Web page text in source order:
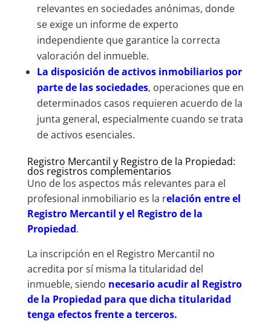
relevantes en sociedades anónimas, donde
se exige un informe de experto
independiente que garantice la correcta
valoración del inmueble.
La disposición de activos inmobiliarios por
parte de las sociedades, operaciones que en
determinados casos requieren acuerdo de la
junta general, especialmente cuando se trata
de activos esenciales.
Registro Mercantil y Registro de la Propiedad:
dos registros complementarios
Uno de los aspectos más relevantes para el
profesional inmobiliario es la relación entre el
Registro Mercantil y el Registro de la
Propiedad.
La inscripción en el Registro Mercantil no
acredita por sí misma la titularidad del
inmueble, siendo necesario acudir al Registro
de la Propiedad para que dicha titularidad
tenga efectos frente a terceros.